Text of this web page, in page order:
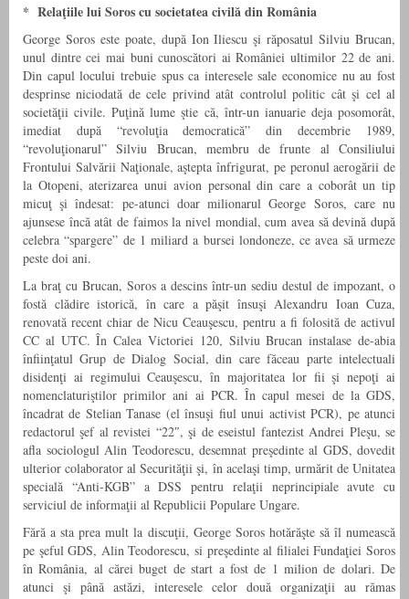
* Relaţiile lui Soros cu societatea civilă din România
George Soros este poate, după Ion Iliescu şi răposatul Silviu Brucan,
unul dintre cei mai buni cunoscători ai României ultimilor 22 de ani.
Din capul locului trebuie spus ca interesele sale economice nu au fost
desprinse niciodată de cele privind atât controlul politic cât şi cel al
societăţii civile. Puţină lume ştie că, într-un ianuarie deja posomorât,
imediat după “revoluţia democratică” din decembrie 1989,
“revoluţionarul” Silviu Brucan, membru de frunte al Consiliului
Frontului Salvării Naţionale, aştepta înfrigurat, pe peronul aerogării de
la Otopeni, aterizarea unui avion personal din care a coborât un tip
micuţ şi îndesat: pe-atunci doar milionarul George Soros, care nu
ajunsese încă atât de faimos la nivel mondial, cum avea să devină după
celebra “spargere” de 1 miliard a bursei londoneze, ce avea să urmeze
peste doi ani.
La braţ cu Brucan, Soros a descins într-un sediu destul de impozant, o
fostă clădire istorică, în care a păşit însuşi Alexandru Ioan Cuza,
renovată recent chiar de Nicu Ceauşescu, pentru a fi folosită de activul
CC al UTC. În Calea Victoriei 120, Silviu Brucan instalase de-abia
înfiinţatul Grup de Dialog Social, din care făceau parte intelectuali
disidenţi ai regimului Ceauşescu, în majoritatea lor fii şi nepoţi ai
nomenclaturiştilor primilor ani ai PCR. În capul mesei de la GDS,
încadrat de Stelian Tanase (el însuşi fiul unui activist PCR), pe atunci
redactorul şef al revistei “22″, şi de eseistul fantezist Andrei Pleşu, se
afla sociologul Alin Teodorescu, desemnat preşedinte al GDS, dovedit
ulterior colaborator al Securităţii şi, în acelaşi timp, urmărit de Unitatea
specială “Anti-KGB” a DSS pentru relaţii neprincipiale avute cu
serviciul de informaţii al Republicii Populare Ungare.
Fără a sta prea mult la discuţii, George Soros hotărăşte să îl numească
pe şeful GDS, Alin Teodorescu, si preşedinte al filialei Fundaţiei Soros
în România, al cărei buget de start a fost de 1 milion de dolari. De
atunci şi până astăzi, interesele celor două organizaţii au rămas